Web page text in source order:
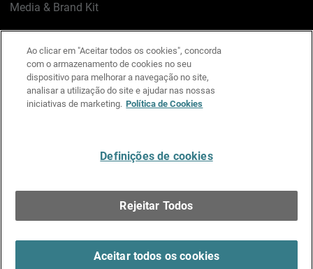
Media & Brand Kit
LinkedIn
X FacebookInstagram
YouTube
Ao clicar em "Aceitar todos os cookies", concorda
com o armazenamento de cookies no seu
dispositivo para melhorar a navegação no site,
analisar a utilização do site e ajudar nas nossas
iniciativas de marketing. Política de Cookies
Definições de cookies
Rejeitar Todos
Aceitar todos os cookies